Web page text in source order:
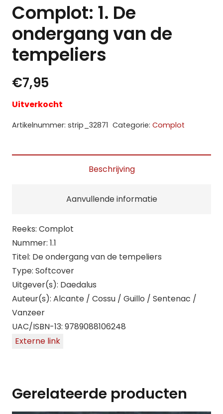
Complot: 1. De
ondergang van de
tempeliers
€7,95
Uitverkocht
Artikelnummer: strip_32871 Categorie: Complot
Beschrijving
Aanvullende informatie
Reeks: Complot
Nummer: 1.1
Titel: De ondergang van de tempeliers
Type: Softcover
Uitgever(s): Daedalus
Auteur(s): Alcante / Cossu / Guillo / Sentenac /
Vanzeer
UAC/ISBN-13: 9789088106248
Externe link
Gerelateerde producten